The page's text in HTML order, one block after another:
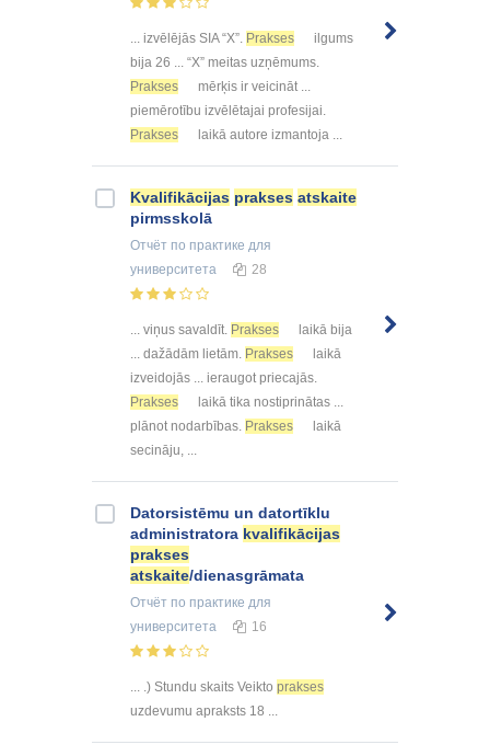
... izvēlējās SIA “X”. Prakses
ilgums
bija 26 ... “X” meitas uzņēmums.
Prakses
mērķis ir veicināt ...
piemērotību izvēlētajai profesijai.
Prakses
laikā autore izmantoja ...
Kvalifikācijas prakses atskaite
pirmsskolā
Отчёт по практике для
университета
28
... viņus savaldīt. Prakses
laikā bija
... dažādām lietām. Prakses
laikā
izveidojās ... ieraugot priecajās.
Prakses
laikā tika nostiprinātas ...
plānot nodarbības. Prakses
laikā
secināju, ...
Datorsistēmu un datortīklu
administratora kvalifikācijas
prakses
atskaite/dienasgrāmata
Отчёт по практике для
университета
16
... .) Stundu skaits Veikto prakses
uzdevumu apraksts 18 ...